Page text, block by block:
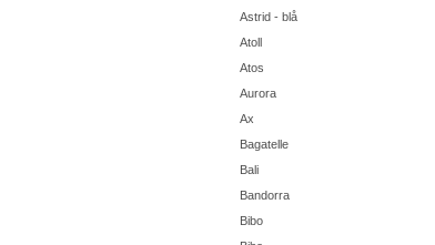
Astrid - blå
Atoll
Atos
Aurora
Ax
Bagatelle
Bali
Bandorra
Bibo